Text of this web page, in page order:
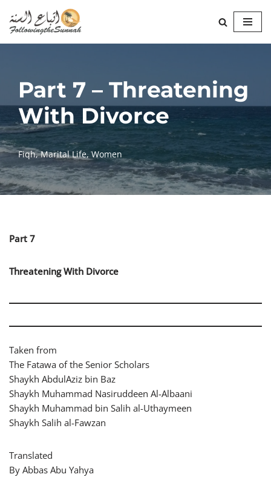
Skip
to
Part 7 – Threatening
With Divorce
Fiqh,Marital Life,Women
Part 7
Threatening With Divorce
Taken from
The Fatawa of the Senior Scholars
Shaykh AbdulAziz bin Baz
Shaykh Muhammad Nasiruddeen Al-Albaani
Shaykh Muhammad bin Salih al-Uthaymeen
Shaykh Salih al-Fawzan
Translated
By Abbas Abu Yahya